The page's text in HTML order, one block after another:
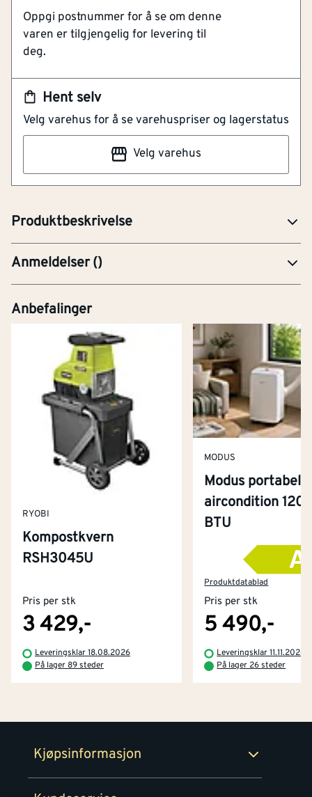
Hent selv
Velg varehus for å se varehuspriser og lagerstatus
Velg varehus
Oppgi postnummer for å se om denne
varen er tilgjengelig for levering til
deg.
Produktbeskrivelse
NOBB 42918820
Artikkelnummer
Lett å rengjøre
Pen finish
God avrenning
Slukrist nt 20x20 blank m/uth . Jordet slukrist i blankt,
rustfritt kromstål. Godstykkelse 1,2mm. Målt avrenning
Anmeldelser()
Anbefalinger
RYOBI
Kompostkvern
RSH3045U
Pris per stk
3 429,-
Leveringsklar 18.08.2026
På lager 89 steder
MODUS
Modus portabel
aircondition
BTU
Produktdatablad
Pris per stk
5 490,-
Leveringsklar 11.11.2026
På lager 26 steder
Kjøpsinformasjon
Kjøpsbetingelser
Retur- og angrerettsskjema
Tjenester
Montér Klubb
Byggevarehus og åpningstider
Prismatch
Personvern